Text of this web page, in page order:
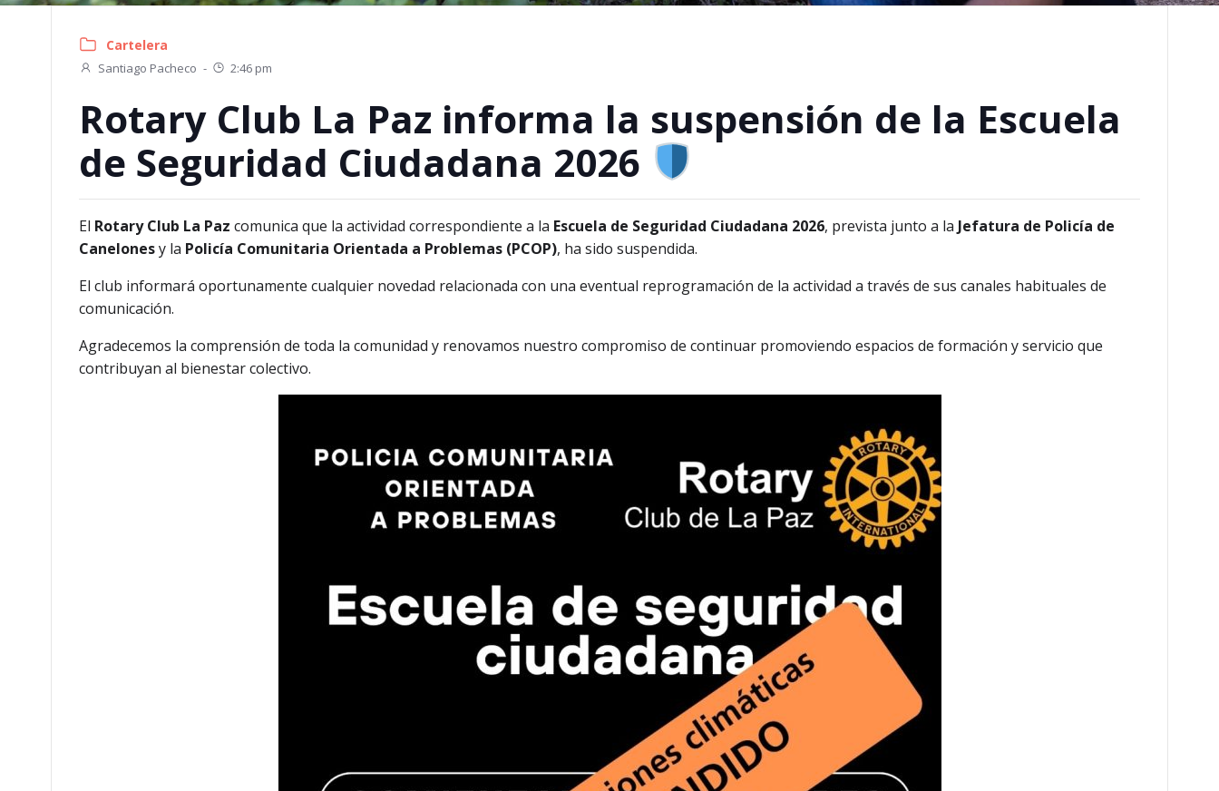
Cartelera
Santiago Pacheco - 2:46 pm
Rotary Club La Paz informa la suspensión de la Escuela
de Seguridad Ciudadana 2026
El Rotary Club La Paz comunica que la actividad correspondiente a la Escuela de Seguridad Ciudadana 2026, prevista junto a la Jefatura de Policía de
Canelonesy la Policía Comunitaria Orientada a Problemas (PCOP), ha sido suspendida.
El club informará oportunamente cualquier novedad relacionada con una eventual reprogramación de la actividad a través de sus canales habituales de
comunicación.
Agradecemos la comprensión de toda la comunidad y renovamos nuestro compromiso de continuar promoviendo espacios de formación y servicio que
contribuyan al bienestar colectivo.